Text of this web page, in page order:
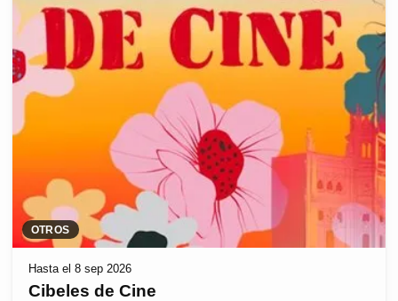
OTROS
Hasta el 8 sep 2026
Cibeles de Cine